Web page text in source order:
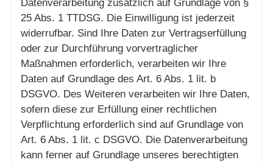
Datenverarbeitung zusätzlich auf Grundlage von §
25 Abs. 1 TTDSG. Die Einwilligung ist jederzeit
widerrufbar. Sind Ihre Daten zur Vertragserfüllung
oder zur Durchführung vorvertraglicher
Maßnahmen erforderlich, verarbeiten wir Ihre
Daten auf Grundlage des Art. 6 Abs. 1 lit. b
DSGVO. Des Weiteren verarbeiten wir Ihre Daten,
sofern diese zur Erfüllung einer rechtlichen
Verpflichtung erforderlich sind auf Grundlage von
Art. 6 Abs. 1 lit. c DSGVO. Die Datenverarbeitung
kann ferner auf Grundlage unseres berechtigten